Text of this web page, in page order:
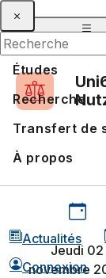
Études
Recherche
Transfert de
À propos
Actualités
Connexion
jeudi 02
novembre